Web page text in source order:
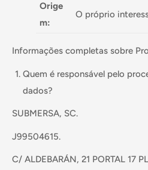
Orige
m:
O próprio
Informações completas sobre
Quem é responsável pelo
dados?
SUBMERSA, SC.
J99504615.
C/ ALDEBARÁN, 21 PORTAL 17